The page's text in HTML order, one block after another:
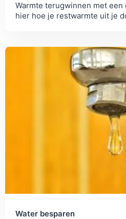
Warmte terugwinnen met
hier hoe je restwarmte uit je
Water besparen